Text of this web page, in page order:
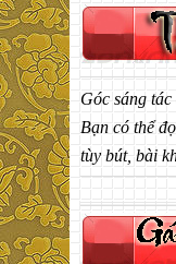
Góc sáng
Bạn có thể
tùy bút, bài